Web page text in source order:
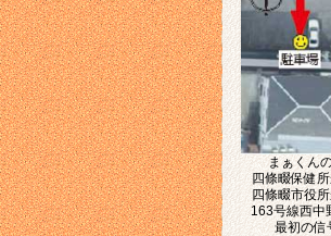
まぁくん
四條畷保健
四條畷市役
163号線西中
最初の信